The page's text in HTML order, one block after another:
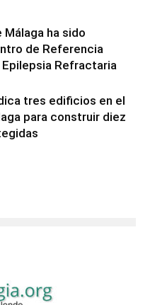
Málaga ha sido
de Referencia
Epilepsia Refractaria
tres edificios en el
para construir diez